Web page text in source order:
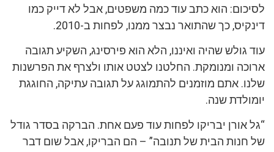
לסיכום: הוא כתב עוד כמה משפטים, אבל לא דייק כמו
דינקיס, כך שהתואר נבצר ממנו, לפחות ב-2010.
עוד גולש שהיה ואיננו, הלא הוא פירסינג, השקיע תגובה
ארוכה ומנומקת. החלטנו לצטט אותו ולצרף את הפרשנות
שלנו. אתם מוזמנים להתמוגג על תגובה עתיקה, החוגגת
יומולדת שנה.
“גל אורן יבריקו לפחות עוד פעם אחת. הברקה בסדר גודל
של חנות הבית של תנובה” – הם הבריקו, אבל שום דבר